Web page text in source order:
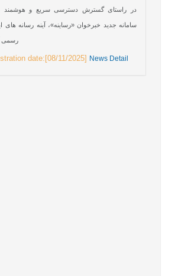
در راستای گسترش دسترسی سریع و هوشمند به
سامانه جدید خبرخوان «رساینه»، آینه رسانه های
رسمی
date:[08/11/2025] News Detail